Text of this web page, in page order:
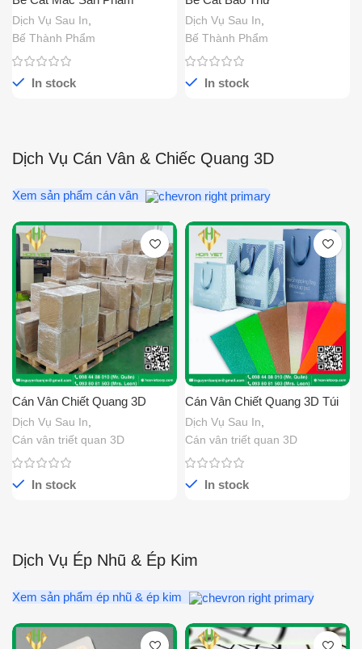
Dịch Vụ Sau In
Bế Thành Phẩm
In stock
Dịch Vụ Sau In
Bế Thành Phẩm
In stock
Dịch Vụ Cán Vân & Chiếc Quang 3D
Xem sản phẩm cán vân
Cán Vân Chiết Quang 3D
Thùng Giấy
Dịch Vụ Sau In,
Cán vân triết quan 3D
In stock
Cán Vân Chiết Quang 3D Túi
Giấy
Dịch Vụ Sau In,
Cán vân triết quan 3D
In stock
Dịch Vụ Ép Nhũ & Ép Kim
Xem sản phẩm ép nhũ & ép kim